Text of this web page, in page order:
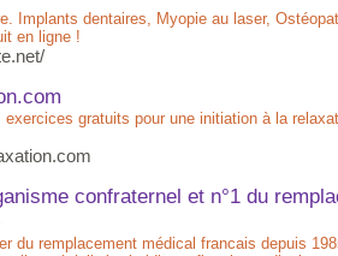
Implants dentaires, Myopie au laser,
en ligne !
exercices gratuits pour une initiation à la
confraternel et n°1 du
du remplacement médical francais depuis